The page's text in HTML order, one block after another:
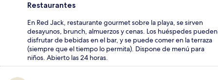
Restaurantes
En Red Jack, restaurante gourmet sobre la playa, se sirven
desayunos, brunch, almuerzos y cenas. Los huéspedes pueden
disfrutar de bebidas en el bar, y se puede comer en la terraza
(siempre que el tiempo lo permita). Dispone de menú para
niños. Abierto las 24 horas.